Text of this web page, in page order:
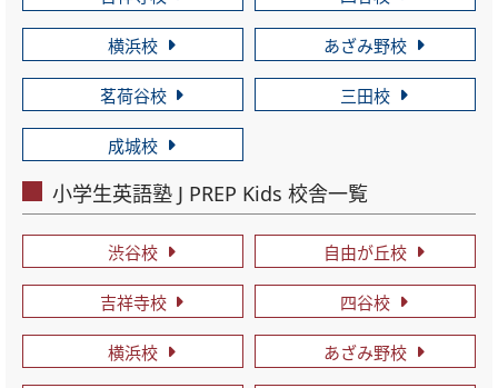
横浜校 あざみ野校
茗荷谷校 三田校
成城校
小学生英語塾 J PREP Kids 校舎一覧
渋谷校 自由が丘校
吉祥寺校 四谷校
横浜校 あざみ野校